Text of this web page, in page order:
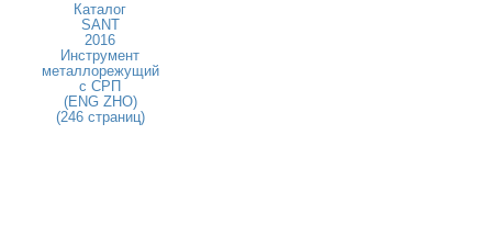
Каталог
SANT
2016
Инструмент
металлорежущий
с СРП
(ENG ZHO)
(246 страниц)